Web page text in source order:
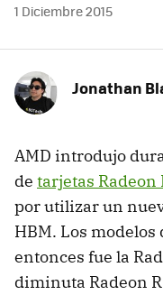
1 Diciembre 2015
Jonathan
AMD introdujo
de tarjetas Radeon
por utilizar un
HBM. Los
entonces fue la
diminuta Radeon